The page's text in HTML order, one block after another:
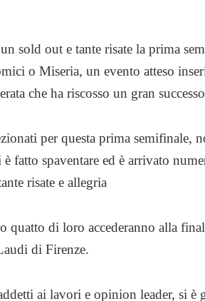
sold out e tante risate la prima
o Miseria, un evento atteso
che ha riscosso un gran
per questa prima semifinale,
fatto spaventare ed è arrivato
risate e allegria
quatto di loro accederanno alla
di Firenze.
ai lavori e opinion leader, si è